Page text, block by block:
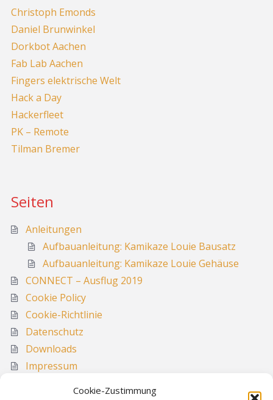
Cookie-Zustimmung
Christoph Emonds
Daniel Brunwinkel
Dorkbot Aachen
Fab Lab Aachen
Fingers elektrische Welt
Hack a Day
Hackerfleet
PK – Remote
Tilman Bremer
Seiten
Anleitungen
Aufbauanleitung: Kamikaze Louie Bausatz
Aufbauanleitung: Kamikaze Louie Gehäuse
CONNECT – Ausflug 2019
Cookie Policy
Cookie-Richtlinie
Datenschutz
Downloads
Impressum